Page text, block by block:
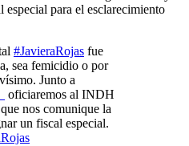
para el esclarecimiento
#JavieraRojas fue
sea femicidio o por
Junto a
oficiaremos al INDH
nos comunique la
un fiscal especial.